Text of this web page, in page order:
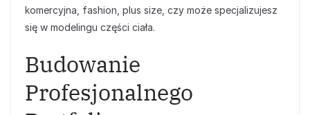
komercyjna, fashion, plus size, czy może specjalizujesz
się w modelingu części ciała.
Budowanie
Profesjonalnego